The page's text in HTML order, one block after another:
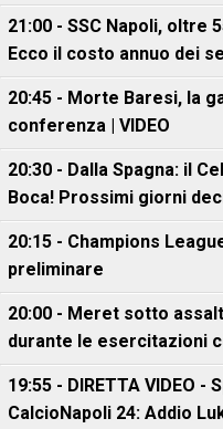
21:00 - SSC Napoli, oltre
Ecco il costo annuo dei
20:45 - Morte Baresi, la
conferenza | VIDEO
20:30 - Dalla Spagna: il
Boca! Prossimi giorni
20:15 - Champions
preliminare
20:00 - Meret sotto
durante le esercitazioni
19:55 - DIRETTA VIDEO
CalcioNapoli 24: Addio